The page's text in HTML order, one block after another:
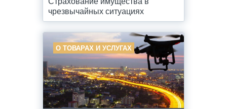
чрезвычайных ситуациях
О ТОВАРАХ И УСЛУГАХ